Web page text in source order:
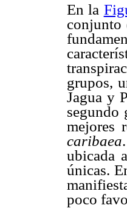
En la
conjunto
grupos,
Jagua y
segundo
mejores
caribaea
ubicada
únicas.
poco